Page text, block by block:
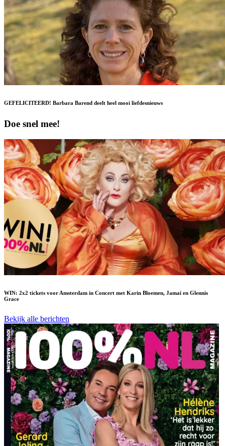
GEFELICITEERD! Barbara Barend deelt heel mooi liefdesnieuws
Doe snel mee!
WIN: 2x2 tickets voor Amsterdam in Concert met Karin Bloemen, Jamai en Glennis
Grace
Bekijk alle berichten